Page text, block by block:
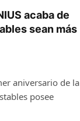
acaba de
sean más
aniversario de la
posee